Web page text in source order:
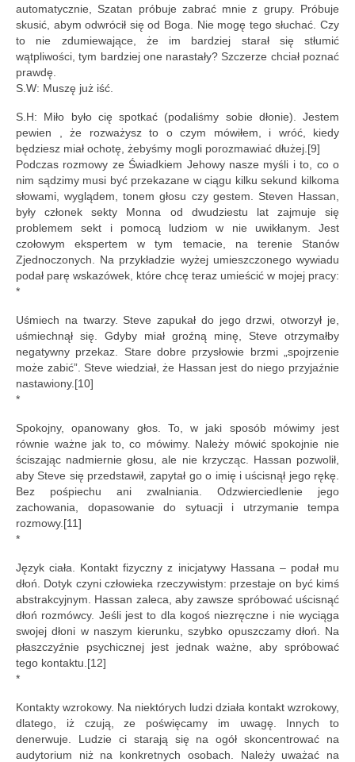
automatycznie, Szatan próbuje zabrać mnie z grupy. Próbuje
skusić, abym odwrócił się od Boga. Nie mogę tego słuchać. Czy
to nie zdumiewające, że im bardziej starał się stłumić
wątpliwości, tym bardziej one narastały? Szczerze chciał poznać
prawdę.
S.W: Muszę już iść.
S.H: Miło było cię spotkać (podaliśmy sobie dłonie). Jestem
pewien , że rozważysz to o czym mówiłem, i wróć, kiedy
będziesz miał ochotę, żebyśmy mogli porozmawiać dłużej.[9]
Podczas rozmowy ze Świadkiem Jehowy nasze myśli i to, co o
nim sądzimy musi być przekazane w ciągu kilku sekund kilkoma
słowami, wyglądem, tonem głosu czy gestem. Steven Hassan,
były członek sekty Monna od dwudziestu lat zajmuje się
problemem sekt i pomocą ludziom w nie uwikłanym. Jest
czołowym ekspertem w tym temacie, na terenie Stanów
Zjednoczonych. Na przykładzie wyżej umieszczonego wywiadu
podał parę wskazówek, które chcę teraz umieścić w mojej pracy:
*
Uśmiech na twarzy. Steve zapukał do jego drzwi, otworzył je,
uśmiechnął się. Gdyby miał groźną minę, Steve otrzymałby
negatywny przekaz. Stare dobre przysłowie brzmi „spojrzenie
może zabić”. Steve wiedział, że Hassan jest do niego przyjaźnie
nastawiony.[10]
*
Spokojny, opanowany głos. To, w jaki sposób mówimy jest
równie ważne jak to, co mówimy. Należy mówić spokojnie nie
ściszając nadmiernie głosu, ale nie krzycząc. Hassan pozwolił,
aby Steve się przedstawił, zapytał go o imię i uścisnął jego rękę.
Bez pośpiechu ani zwalniania. Odzwierciedlenie jego
zachowania, dopasowanie do sytuacji i utrzymanie tempa
rozmowy.[11]
*
Język ciała. Kontakt fizyczny z inicjatywy Hassana – podał mu
dłoń. Dotyk czyni człowieka rzeczywistym: przestaje on być kimś
abstrakcyjnym. Hassan zaleca, aby zawsze spróbować uścisnąć
dłoń rozmówcy. Jeśli jest to dla kogoś niezręczne i nie wyciąga
swojej dłoni w naszym kierunku, szybko opuszczamy dłoń. Na
płaszczyźnie psychicznej jest jednak ważne, aby spróbować
tego kontaktu.[12]
*
Kontakty wzrokowy. Na niektórych ludzi działa kontakt wzrokowy,
dlatego, iż czują, ze poświęcamy im uwagę. Innych to
denerwuje. Ludzie ci starają się na ogół skoncentrować na
audytorium niż na konkretnych osobach. Należy uważać na